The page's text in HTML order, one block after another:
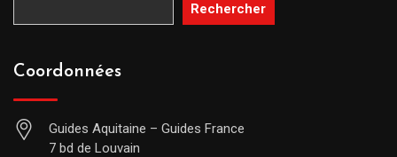
Rechercher
Coordonnées
Guides Aquitaine – Guides France
7 bd de Louvain